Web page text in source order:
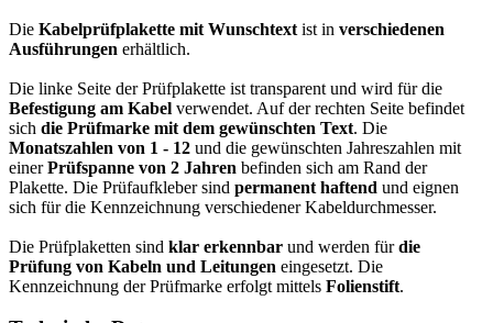
Die Kabelprüfplakette mit Wunschtext ist in verschiedenen
Ausführungen erhältlich.
Die linke Seite der Prüfplakette ist transparent und wird für die
Befestigung am Kabel verwendet. Auf der rechten Seite befindet
sich die Prüfmarke mit dem gewünschten Text. Die
Monatszahlen von 1 - 12 und die gewünschten Jahreszahlen mit
einerPrüfspanne von 2 Jahren befinden sich am Rand der
Plakette. Die Prüfaufkleber sind permanent haftend und eignen
sich für die Kennzeichnung verschiedener Kabeldurchmesser.
Die Prüfplaketten sind klar erkennbar und werden fürdie
Prüfung von Kabeln und Leitungen eingesetzt. Die
Kennzeichnung der Prüfmarke erfolgt mittels Folienstift.